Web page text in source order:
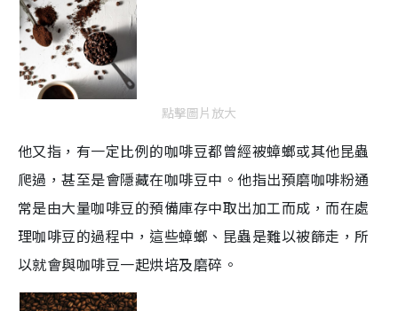
點擊圖片放大
他又指，有一定比例的咖啡豆都曾經被蟑螂或其他昆蟲
爬過，甚至是會隱藏在咖啡豆中。他指出預磨咖啡粉通
常是由大量咖啡豆的預備庫存中取出加工而成，而在處
理咖啡豆的過程中，這些蟑螂、昆蟲是難以被篩走，所
以就會與咖啡豆一起烘培及磨碎。